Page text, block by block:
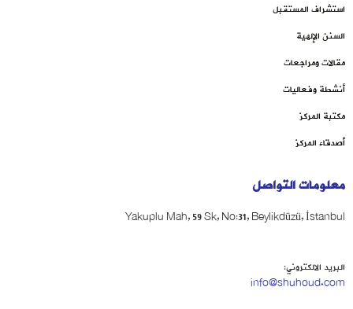
استشراف المستقبل
السنن الإلهية
مقالات ومراجعات
أنشطة وفعاليات
مكتبة المركز
أصدقاء المركز
معلومات التواصل
Yakuplu Mah, 59 Sk, No:31, Beylikdüzü, İstanbul
البريد الالكتروني:
info@shuhoud.com